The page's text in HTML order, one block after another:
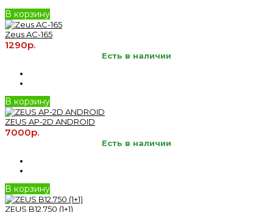
В корзину
Zeus AC-165
1290р.
Есть в наличии
В корзину
ZEUS AP-2D ANDROID
7000р.
Есть в наличии
В корзину
ZEUS B12.750 (1+1)